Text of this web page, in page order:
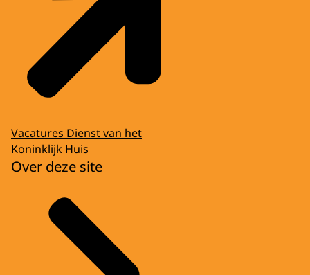
Vacatures Dienst van het
Koninklijk Huis
Over deze site